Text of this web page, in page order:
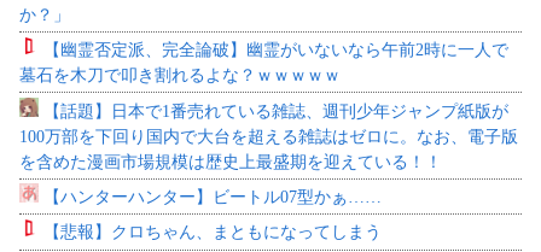
か？」
【幽霊否定派、完全論破】幽霊がいないなら午前2時に一人で
墓石を木刀で叩き割れるよな？ｗｗｗｗｗ
【話題】日本で1番売れている雑誌、週刊少年ジャンプ紙版が
100万部を下回り国内で大台を超える雑誌はゼロに。なお、電子版
を含めた漫画市場規模は歴史上最盛期を迎えている！！
【ハンターハンター】ビートル07型かぁ……
【悲報】クロちゃん、まともになってしまう